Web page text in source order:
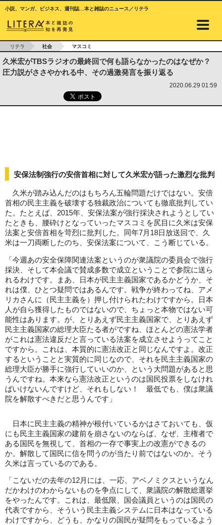
小説、マンガ、ビジネス、週刊誌…本と雑誌のニュース／リテラ
リテラ 社会 マスコミ
久米宏がTBSラジオの最終回で何も語らなかったのはなぜか？
圧力説がささやかれる中、その過激発言を振り返る
2020.06.29 01:59
安保法制強行の安倍首相に対して久米宏が語った激烈な批判
久米が踏み込んだのはもちろん五輪問題だけではない。安倍
首相の民主主義を破壊する独裁政治についても徹底批判してい
た。たとえば、2015年、安保法案が強行採決されようとしてい
たときも、腰砕けとなっていったマスコミを尻目に久米は安保
法案と安倍首相を苛烈に批判した。同年7月18日放送回で、久
米は一刀両断したのち、安保法案について、こう断じている。
「今週あの安全保障関連法案というのが衆議院の委員会で強行
採決、そして本会議で賛成多数で成立ということで参院に送ら
れるわけです。まあ、日本が民主主義国家であるかどうか、そ
れは僕、ひとつ疑問ではあるんです。戦争が終わってね、アメ
リカさんに（民主主義を）押し付けられたわけですから。日本
人が自ら獲得したものではないので、ちょっと本物ではない可
能性はあります。が、とりあえず民主主義国家で、とりあえず
民主主義国家の総理大臣たる者がですね、ほとんどの憲法学者
がこれは憲法違反だと言っている法案を成立させようってこと
ですから。これは、本質的に憲法改正と同じなんですよ。改正
するということと実質的に同じなので、それを民主主義国家の
総理大臣が勝手に強行していいのか、という大問題があると思
うんですね。本来なら憲法改正というのは国民投票をしなけれ
ばいけないんですけど、それもしない！ 最低でも、僕は衆議
院を解散すべきだと思うんです」
日本に民主主義の精神が根付いているかはさておいても、仮
にも民主主義国家の建前を崩さないのならば、なぜ、主権者で
ある国民を無視して、首相の一存で事実上の改憲ができるの
か。解散して国民に信を問うのが当たり前ではないのか。そう
久米は言っているのである。
「こないだの去年の12月には、一応、アベノミクスというなん
だかわけのわからないものを争点にして、衆議院の解散総選挙
をやったんです。これは、最低限、国会議員というのは国民の
代表ですから、そういう民主主義システムに日本はなっている
わけですから、どうも、かなりの国民が疑問をもっているよう